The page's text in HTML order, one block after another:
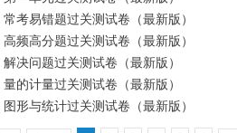
考易错题过关测试卷（最新版）
频高分题过关测试卷（最新版）
决问题过关测试卷（最新版）
的计量过关测试卷（最新版）
形与统计过关测试卷（最新版）